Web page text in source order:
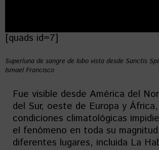
[quads id=7]
Superluna de sangre de lobo vista desde Sanctis
Ismael Francisco
Fue visible desde América del
del Sur, oeste de Europa y
condiciones climatológicas
el fenómeno en toda su
diferentes lugares, incluida La